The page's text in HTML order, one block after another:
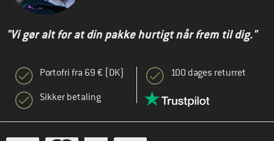
"Vi gør alt for at din pakke hurtigt når frem til dig."
Portofri fra 69 € (DK)
Sikker betaling
100 dages returret